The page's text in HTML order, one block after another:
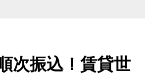
次振込！賃貸世